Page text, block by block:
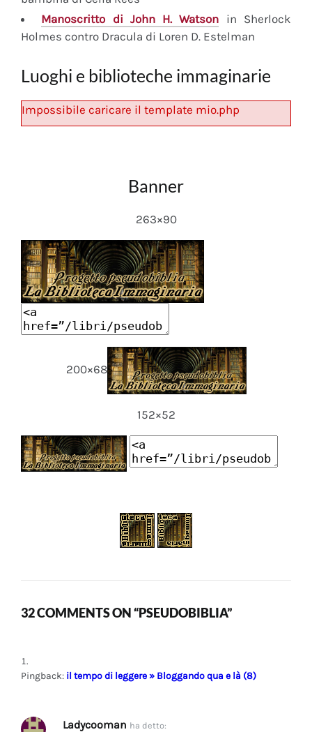
Manoscritto di John H. Watson in Sherlock
Holmes contro Dracula di Loren D. Estelman
Luoghi e biblioteche immaginarie
Impossibile caricare il template mio.php
Banner
263×90
200×68
152×52
32 COMMENTS ON “PSEUDOBIBLIA”
Pingback: il tempo di leggere » Bloggando qua e là (8)
Ladycooman ha detto: